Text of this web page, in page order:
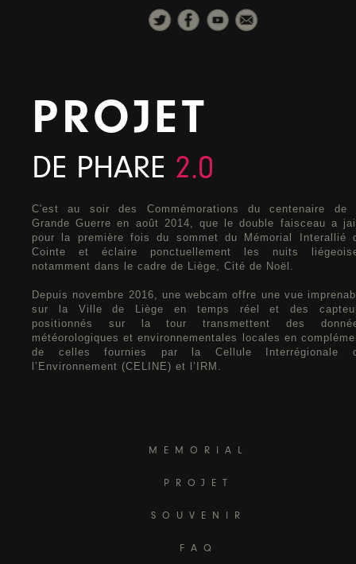
PROJET
DE PHARE 2.0
C'est au soir des Commémorations du centenaire de
Grande Guerre en août 2014, que le double faisceau a
pour la première fois du sommet du Mémorial Interallié
Cointe et éclaire ponctuellement les nuits
notamment dans le cadre de Liège, Cité de Noël.
Depuis novembre 2016, une webcam offre une vue
sur la Ville de Liège en temps réel et des
positionnés sur la tour transmettent des
météorologiques et environnementales locales en
de celles fournies par la Cellule Interrégionale
l’Environnement (CELINE) et l’IRM.
MEMORIAL
PROJET
SOUVENIR
FAQ